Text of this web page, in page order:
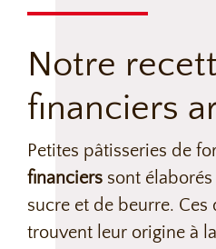
Notre
financiers
Petites pâtisseries de
financiers sont élaborés
sucre et de beurre. Ces
trouvent leur origine à